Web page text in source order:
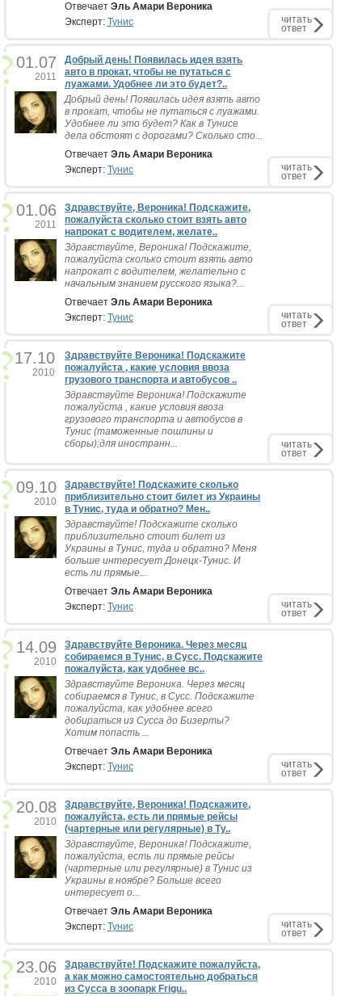
Отвечает Эль Амари Вероника
Эксперт: Тунис читать
ответ
01.07
2011
Добрый день! Появилась идея взять
авто в прокат, чтобы не путаться с
луажами. Удобнее ли это будет?..
Добрый день! Появилась идея взять авто
в прокат, чтобы не путаться с луажами.
Удобнее ли это будет? Как в Тунисе
дела обстоят с дорогами? Сколько сто...
Отвечает Эль Амари Вероника
Эксперт: Тунис читать
ответ
01.06
2011
Здравствуйте, Вероника! Подскажите,
пожалуйста сколько стоит взять авто
напрокат с водителем, желате..
Здравствуйте, Вероника! Подскажите,
пожалуйста сколько стоит взять авто
напрокат с водителем, желательно с
начальным знанием русского языка?...
Отвечает Эль Амари Вероника
Эксперт: Тунис читать
ответ
17.10
2010
Здравствуйте Вероника! Подскажите
пожалуйста , какие условия ввоза
грузового транспорта и автобусов ..
Здравствуйте Вероника! Подскажите
пожалуйста , какие условия ввоза
грузового транспорта и автобусов в
Тунис (таможенные пошлины и
сборы);для иностранн...
читать
ответ
09.10
2010
Здравствуйте! Подскажите сколько
приблизительно стоит билет из Украины
в Тунис, туда и обратно? Мен..
Здравствуйте! Подскажите сколько
приблизительно стоит билет из
Украины в Тунис, туда и обратно? Меня
больше интересует Донецк-Тунис. И
есть ли прямые...
Отвечает Эль Амари Вероника
Эксперт: Тунис читать
ответ
14.09
2010
Здравствуйте Вероника. Через месяц
собираемся в Тунис, в Сусс. Подскажите
пожалуйста, как удобнее вс..
Здравствуйте Вероника. Через месяц
собираемся в Тунис, в Сусс. Подскажите
пожалуйста, как удобнее всего
добираться из Сусса до Бизерты?
Хотим попасть ...
Отвечает Эль Амари Вероника
Эксперт: Тунис читать
ответ
20.08
2010
Здравствуйте, Вероника! Подскажите,
пожалуйста, есть ли прямые рейсы
(чартерные или регулярные) в Ту..
Здравствуйте, Вероника! Подскажите,
пожалуйста, есть ли прямые рейсы
(чартерные или регулярные) в Тунис из
Украины в ноябре? Больше всего
интересует о...
Отвечает Эль Амари Вероника
Эксперт: Тунис читать
ответ
23.06
2010
Здравствуйте! Подскажите пожалуйста,
а как можно самостоятельно добраться
из Сусса в зоопарк Frigu..